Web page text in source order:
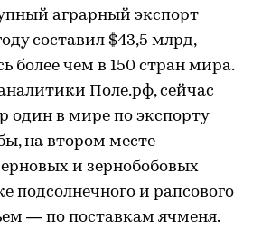
аграрный экспорт
составил $43,5 млрд,
более чем в 150 стран мира.
Поле.рф, сейчас
один в мире по экспорту
на втором месте
и зернобобовых
подсолнечного и рапсового
— по поставкам ячменя.